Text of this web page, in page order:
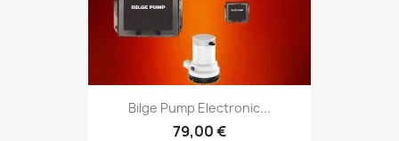
Bilge Pump Electronic...
79,00 €